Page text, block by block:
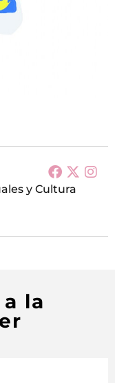
y Cultura
la